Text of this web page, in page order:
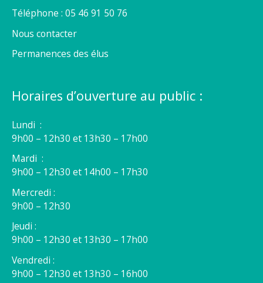
Téléphone : 05 46 91 50 76
Nous contacter
Permanences des élus
Horaires d’ouverture au public :
Lundi :
9h00 – 12h30 et 13h30 – 17h00
Mardi :
9h00 – 12h30 et 14h00 – 17h30
Mercredi :
9h00 – 12h30
Jeudi :
9h00 – 12h30 et 13h30 – 17h00
Vendredi :
9h00 – 12h30 et 13h30 – 16h00